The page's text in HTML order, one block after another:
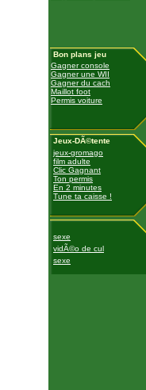
Bon plans jeu
Gagner console
Gagner une WII
Gagner du cach
Maillot foot
Permis voiture
Jeux-DÃ©tente
jeux-gromago
film adulte
Clic Gagnant
Ton permis
En 2 minutes
Tune ta caisse !
sexe
vidÃ©o de cul
sexe